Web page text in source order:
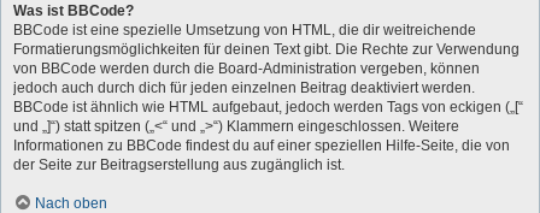
Was ist BBCode?
BBCode ist eine spezielle Umsetzung von HTML, die dir weitreichende
Formatierungsmöglichkeiten für deinen Text gibt. Die Rechte zur Verwendung
von BBCode werden durch die Board-Administration vergeben, können
jedoch auch durch dich für jeden einzelnen Beitrag deaktiviert werden.
BBCode ist ähnlich wie HTML aufgebaut, jedoch werden Tags von eckigen („[“
und „]“) statt spitzen („<“ und „>“) Klammern eingeschlossen. Weitere
Informationen zu BBCode findest du auf einer speziellen Hilfe-Seite, die von
der Seite zur Beitragserstellung aus zugänglich ist.
Nach oben